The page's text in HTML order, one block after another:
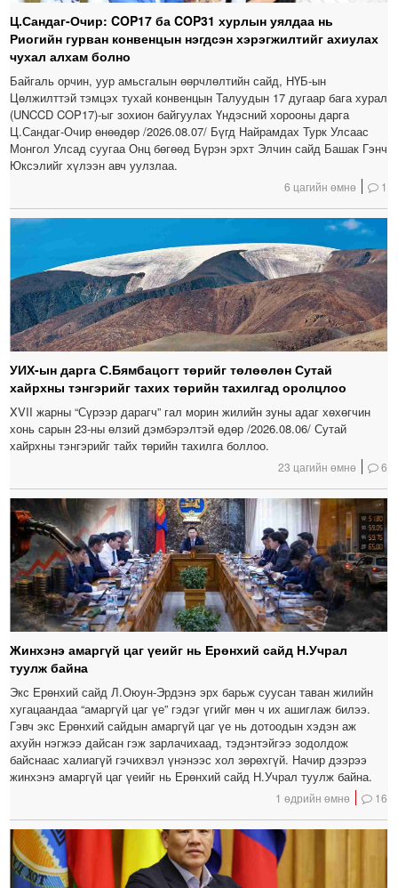
Ц.Сандаг-Очир: COP17 ба COP31 хурлын уялдаа нь
Риогийн гурван конвенцын нэгдсэн хэрэгжилтийг ахиулах
чухал алхам болно
Байгаль орчин, уур амьсгалын өөрчлөлтийн сайд, НҮБ-ын
Цөлжилттэй тэмцэх тухай конвенцын Талуудын 17 дугаар бага хурал
(UNCCD COP17)-ыг зохион байгуулах Үндэсний хорооны дарга
Ц.Сандаг-Очир өнөөдөр /2026.08.07/ Бүгд Найрамдах Турк Улсаас
Монгол Улсад суугаа Онц бөгөөд Бүрэн эрхт Элчин сайд Башак Гэнч
Юксэлийг хүлээн авч уулзлаа.
6 цагийн өмнө 1
УИХ-ын дарга С.Бямбацогт төрийг төлөөлөн Сутай
хайрхны тэнгэрийг тахих төрийн тахилгад оролцлоо
XVII жарны “Сүрээр дарагч” гал морин жилийн зуны адаг хөхөгчин
хонь сарын 23-ны өлзий дэмбэрэлтэй өдөр /2026.08.06/ Сутай
хайрхны тэнгэрийг тайх төрийн тахилга боллоо.
23 цагийн өмнө 6
Жинхэнэ амаргүй цаг үеийг нь Ерөнхий сайд Н.Учрал
туулж байна
Экс Ерөнхий сайд Л.Оюун-Эрдэнэ эрх барьж суусан таван жилийн
хугацаандаа “амаргүй цаг үе” гэдэг үгийг мөн ч их ашиглаж билээ.
Гэвч экс Ерөнхий сайдын амаргүй цаг үе нь дотоодын хэдэн аж
ахуйн нэгжээ дайсан гэж зарлачихаад, тэдэнтэйгээ зодолдож
байснаас халиагүй гэчихвэл үнэнээс хол зөрөхгүй. Начир дээрээ
жинхэнэ амаргүй цаг үеийг нь Ерөнхий сайд Н.Учрал туулж байна.
1 өдрийн өмнө 16